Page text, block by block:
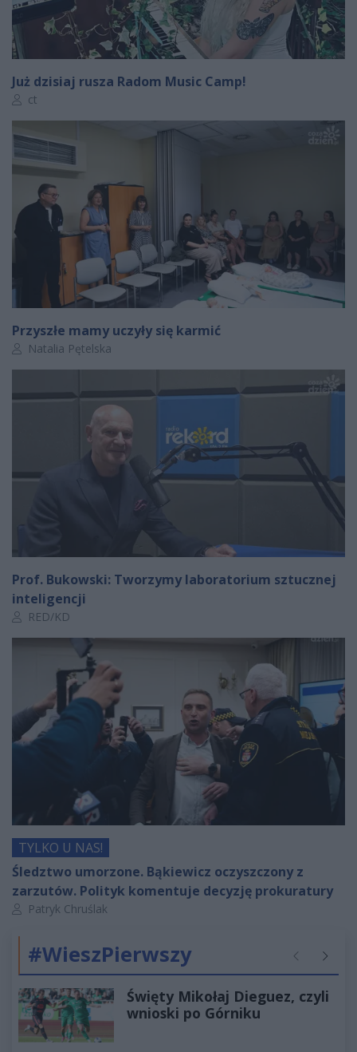
Już dzisiaj rusza Radom Music Camp!
Autor artykułu:
ct
Przyszłe mamy uczyły się karmić
Autor artykułu:
Natalia Pętelska
Prof. Bukowski: Tworzymy laboratorium sztucznej
inteligencji
Autor artykułu:
RED/KD
TYLKO U NAS!
Śledztwo umorzone. Bąkiewicz oczyszczony z
zarzutów. Polityk komentuje decyzję prokuratury
Autor artykułu:
Patryk Chruślak
#WieszPierwszy Poprzednie
Święty Mikołaj Dieguez, czyli
wnioski po Górniku